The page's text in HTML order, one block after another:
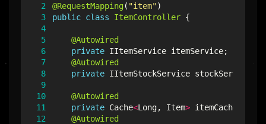
2
3
4
5
6
7
8
9
10
11
12
@RequestMapping( "item")
public class ItemController {
@Autowired
private IItemService itemService;
@Autowired
private IItemStockService stockService
@Autowired
private Cache<Long, Item> itemCache
@Autowired